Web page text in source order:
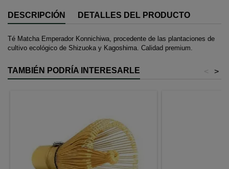
DESCRIPCIÓN DETALLES DEL PRODUCTO
Té Matcha Emperador Konnichiwa, procedente de las plantaciones de
cultivo ecológico de Shizuoka y Kagoshima. Calidad premium.
TAMBIÉN PODRÍA INTERESARLE >
<